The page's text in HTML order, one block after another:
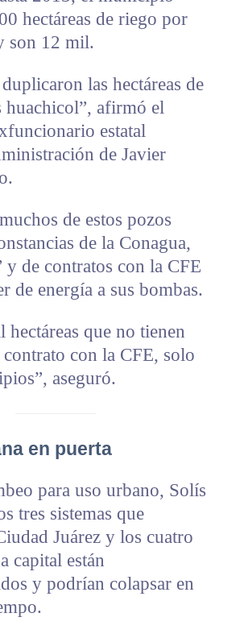
hectáreas de riego por
son 12 mil.
las hectáreas de
huachicol”, afirmó el
estatal
de Javier
de estos pozos
de la Conagua,
y de contratos con la CFE
de energía a sus bombas.
hectáreas que no tienen
con la CFE, solo
aseguró.
en puerta
para uso urbano, Solís
tres sistemas que
Juárez y los cuatro
capital están
y podrían colapsar en